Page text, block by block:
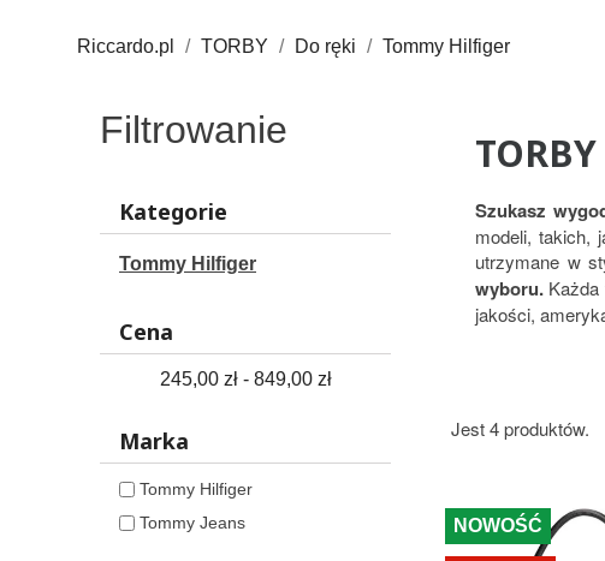
Riccardo.pl TORBY Do ręki Tommy Hilfiger
Filtrowanie
Kategorie
Tommy Hilfiger
Cena
245,00 zł - 849,00 zł
Marka
Tommy Hilfiger
Tommy Jeans
Szukasz
modeli, takich,
utrzymane w
wyboru.
jakości,
Jest 4 produktów.
NOWOŚĆ